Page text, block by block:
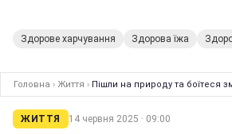
Здорове харчування Здорова їжа
Головна › Життя › Пішли на природу та боїтеся
ЖИТТЯ 14 червня 2025 · 09:00